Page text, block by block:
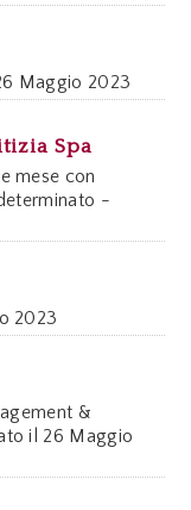
Maggio 2023
Spa
mese con
-
2023
&
il 26 Maggio